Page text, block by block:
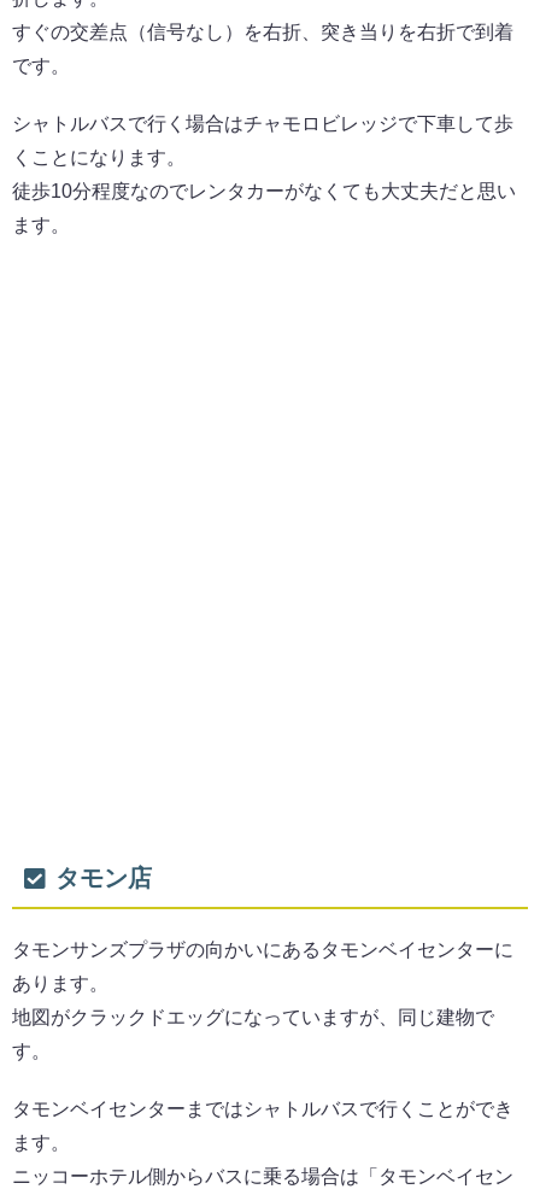
すぐの交差点（信号なし）を右折、突き当りを右折で到着
です。
シャトルバスで行く場合はチャモロビレッジで下車して歩
くことになります。
徒歩10分程度なのでレンタカーがなくても大丈夫だと思い
ます。
タモン店
タモンサンズプラザの向かいにあるタモンベイセンターに
あります。
地図がクラックドエッグになっていますが、同じ建物で
す。
タモンベイセンターまではシャトルバスで行くことができ
ます。
ニッコーホテル側からバスに乗る場合は「タモンベイセン